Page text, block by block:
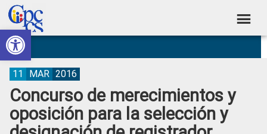
Abrir barra de herramientas
Skip
to
primary
navigation
Skip
to
main
content
Skip
to
primary
sidebar
Skip
to
footer
Consejo
de
Participación
Ciudadana
Construyendo
Poder
Ciudadano
Concurso de merecimientos y
oposición para la selección y
11 MAR 2016